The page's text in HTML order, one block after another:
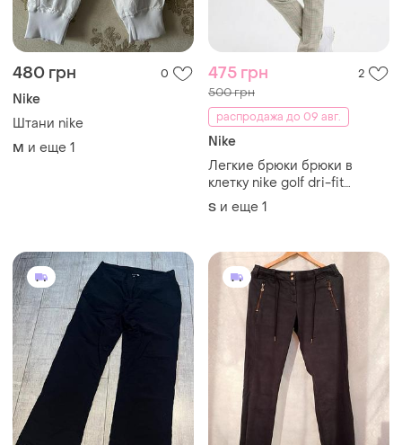
480 грн 0
Nike
Штани nike
M и еще 1
475 грн 2
500 грн
распродажа до 09 авг.
Nike
Легкие брюки брюки в
клетку nike golf dri-fit
(размер s/m)
S и еще 1